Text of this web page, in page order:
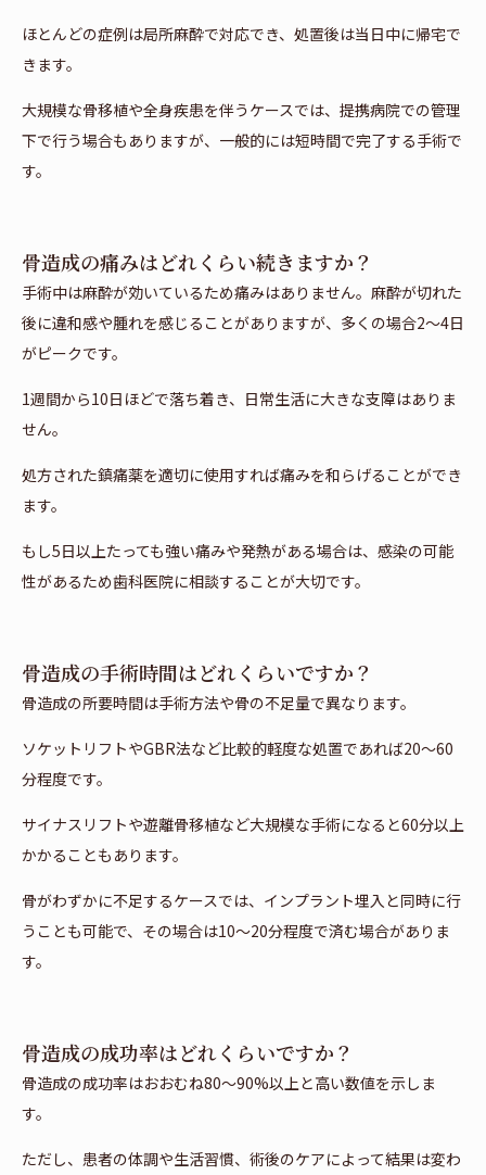
ほとんどの症例は局所麻酔で対応でき、処置後は当日中に帰宅で
きます。
大規模な骨移植や全身疾患を伴うケースでは、提携病院での管理
下で行う場合もありますが、一般的には短時間で完了する手術で
す。
骨造成の痛みはどれくらい続きますか？
手術中は麻酔が効いているため痛みはありません。麻酔が切れた
後に違和感や腫れを感じることがありますが、多くの場合2〜4日
がピークです。
1週間から10日ほどで落ち着き、日常生活に大きな支障はありま
せん。
処方された鎮痛薬を適切に使用すれば痛みを和らげることができ
ます。
もし5日以上たっても強い痛みや発熱がある場合は、感染の可能
性があるため歯科医院に相談することが大切です。
骨造成の手術時間はどれくらいですか？
骨造成の所要時間は手術方法や骨の不足量で異なります。
ソケットリフトやGBR法など比較的軽度な処置であれば20〜60
分程度です。
サイナスリフトや遊離骨移植など大規模な手術になると60分以上
かかることもあります。
骨がわずかに不足するケースでは、インプラント埋入と同時に行
うことも可能で、その場合は10〜20分程度で済む場合がありま
す。
骨造成の成功率はどれくらいですか？
骨造成の成功率はおおむね80〜90%以上と高い数値を示しま
す。
ただし、患者の体調や生活習慣、術後のケアによって結果は変わ